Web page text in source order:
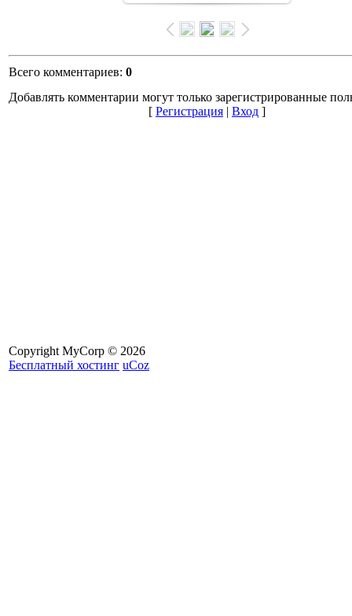
Всего комментариев: 0
Добавлять комментарии могут только зарегистрированные
[ Регистрация | Вход ]
Copyright MyCorp © 2026
Бесплатный хостинг uCoz